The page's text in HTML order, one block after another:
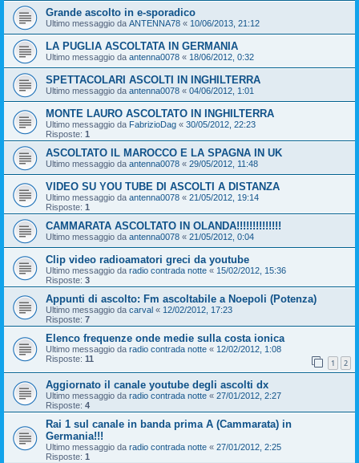
Grande ascolto in e-sporadico
Ultimo messaggio da ANTENNA78 « 10/06/2013, 21:12
LA PUGLIA ASCOLTATA IN GERMANIA
Ultimo messaggio da antenna0078 « 18/06/2012, 0:32
SPETTACOLARI ASCOLTI IN INGHILTERRA
Ultimo messaggio da antenna0078 « 04/06/2012, 1:01
MONTE LAURO ASCOLTATO IN INGHILTERRA
Ultimo messaggio da FabrizioDag « 30/05/2012, 22:23
Risposte: 1
ASCOLTATO IL MAROCCO E LA SPAGNA IN UK
Ultimo messaggio da antenna0078 « 29/05/2012, 11:48
VIDEO SU YOU TUBE DI ASCOLTI A DISTANZA
Ultimo messaggio da antenna0078 « 21/05/2012, 19:14
Risposte: 1
CAMMARATA ASCOLTATO IN OLANDA!!!!!!!!!!!!!!
Ultimo messaggio da antenna0078 « 21/05/2012, 0:04
Clip video radioamatori greci da youtube
Ultimo messaggio da radio contrada notte « 15/02/2012, 15:36
Risposte: 3
Appunti di ascolto: Fm ascoltabile a Noepoli (Potenza)
Ultimo messaggio da carval « 12/02/2012, 17:23
Risposte: 7
Elenco frequenze onde medie sulla costa ionica
Ultimo messaggio da radio contrada notte « 12/02/2012, 1:08
Risposte: 11 1 2
Aggiornato il canale youtube degli ascolti dx
Ultimo messaggio da radio contrada notte « 27/01/2012, 2:27
Risposte: 4
Rai 1 sul canale in banda prima A (Cammarata) in
Germania!!!
Ultimo messaggio da radio contrada notte « 27/01/2012, 2:25
Risposte: 1